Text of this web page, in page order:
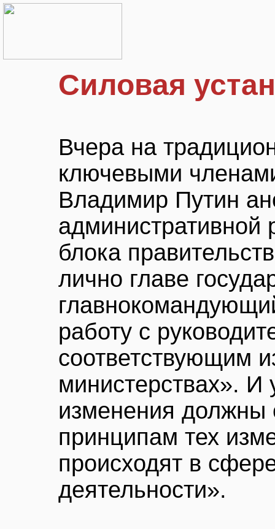
Силовая
Вчера на
ключевыми
Владимир Путин
блока
лично главе
работу с
соответствующим
министерствах». И
изменения должны
принципам тех
происходят в
деятельности».